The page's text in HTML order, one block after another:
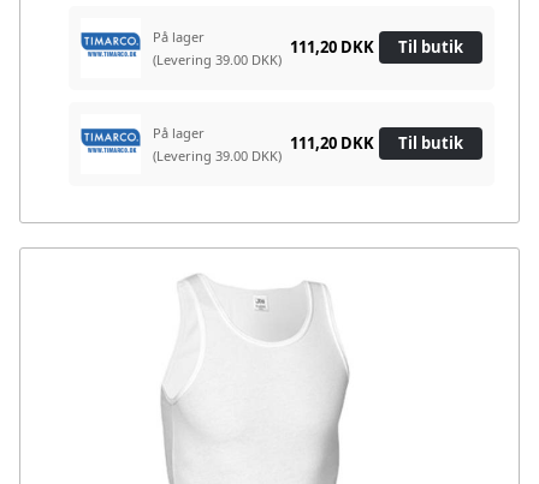
På lager
(Levering 39.00 DKK)
111,20 DKK Til butik
På lager
(Levering 39.00 DKK)
111,20 DKK Til butik